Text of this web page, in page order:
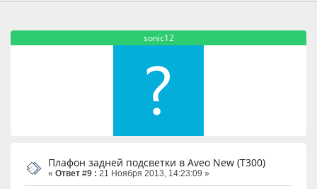
sonic12
Плафон задней подсветки в Aveo New (T300)
« Ответ #9 : 21 Ноября 2013, 14:23:09 »